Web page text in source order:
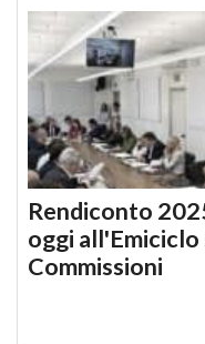
Rendiconto
oggi
Commissioni